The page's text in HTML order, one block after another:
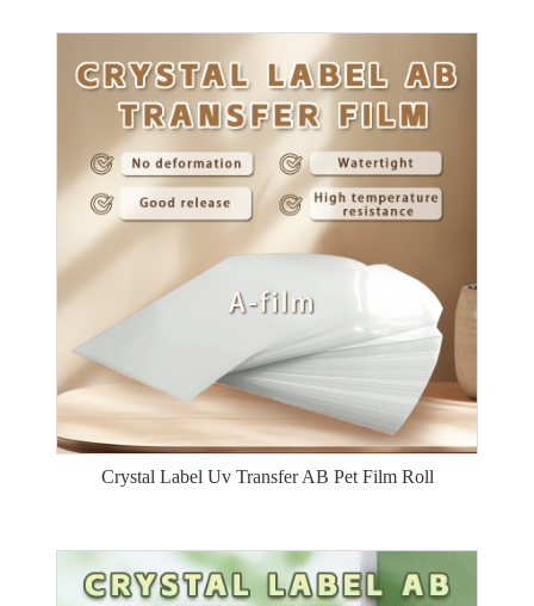
Crystal Label Uv Transfer AB Pet Film Roll